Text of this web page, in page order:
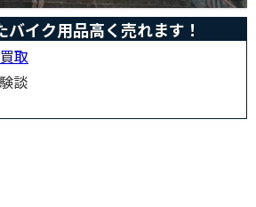
バイク用品高く売れます！
取
談